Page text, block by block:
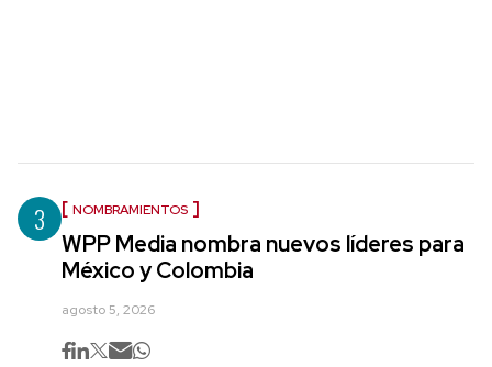
3 NOMBRAMIENTOS
WPP Media nombra nuevos líderes para
México y Colombia
agosto 5, 2026